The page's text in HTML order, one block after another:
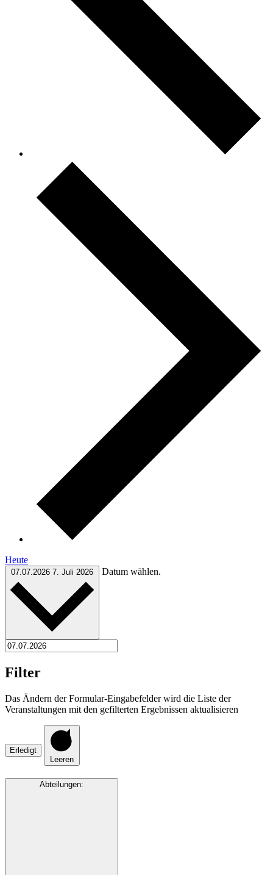
Heute
07.07.2026 7. Juli 2026 Datum wählen.
Filter
Das Ändern der Formular-Eingabefelder wird die Liste der
Veranstaltungen mit den gefilterten Ergebnissen aktualisieren
Erledigt
Leeren
Abteilungen: